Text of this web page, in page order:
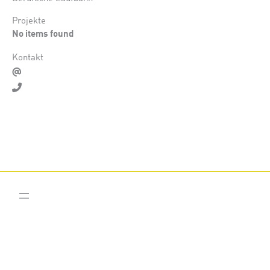
Projekte
No items found
Kontakt